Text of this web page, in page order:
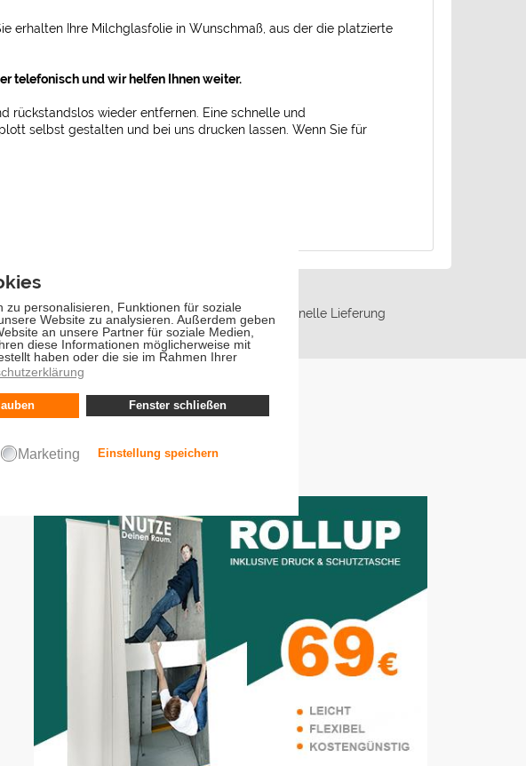
erhalten Ihre Milchglasfolie in Wunschmaß, aus der die platzierte
telefonisch und wir helfen Ihnen weiter.
rückstandslos wieder entfernen. Eine schnelle und
selbst gestalten und bei uns drucken lassen. Wenn Sie für
über 90,- € Schnelle Lieferung